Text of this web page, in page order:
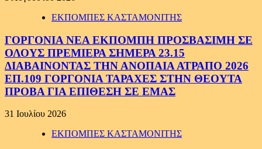
ΕΚΠΟΜΠΕΣ ΚΑΣΤΑΜΟΝΙΤΗΣ
ΓΟΡΓΟΝΙΑ ΝΕΑ ΕΚΠΟΜΠΗ ΠΡΟΣΒΑΣΙΜΗ ΣΕ
ΟΛΟΥΣ ΠΡΕΜΙΕΡΑ ΣΗΜΕΡΑ 23.15
ΔΙΑΒΑΙΝΟΝΤΑΣ ΤΗΝ ΑΝΟΠΑΙΑ ΑΤΡΑΠΟ 2026
ΕΠ.109 ΓΟΡΓΟΝΙΑ ΤΑΡΑΧΕΣ ΣΤΗΝ ΘΕΟΥΤΑ
ΠΡΟΒΑ ΓΙΑ ΕΠΙΘΕΣΗ ΣΕ ΕΜΑΣ
31 Ιουλίου 2026
ΕΚΠΟΜΠΕΣ ΚΑΣΤΑΜΟΝΙΤΗΣ